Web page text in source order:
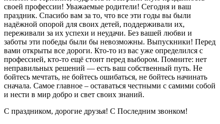
своей профессии! Уважаемые родители! Сегодня и ваш
праздник. Спасибо вам за то, что все эти годы вы были
надёжной опорой для своих детей, поддерживали их,
переживали за их успехи и неудачи. Без вашей любви и
заботы эти победы были бы невозможны. Выпускники! Перед
вами открыты все дороги. Кто-то из вас уже определился с
профессией, кто-то ещё стоит перед выбором. Помните: нет
неправильных решений — есть ваш собственный путь. Не
бойтесь мечтать, не бойтесь ошибаться, не бойтесь начинать
сначала. Самое главное – оставаться честными с самими собой
и нести в мир добро и свет своих знаний.
С праздником, дорогие друзья! С Последним звонком!